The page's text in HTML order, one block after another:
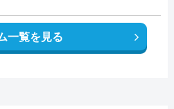
一覧を見る